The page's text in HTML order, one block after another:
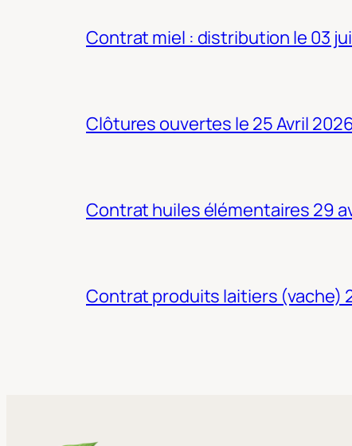
Contrat miel : distribution le 03
Clôtures ouvertes le 25 Avril
Contrat huiles élémentaires 29
Contrat produits laitiers (vache)